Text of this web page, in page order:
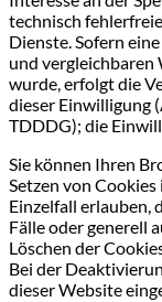
technisch
Dienste. Sofern
und
wurde, erfolgt die
dieser Einwilligung
TDDDG); die
Sie können Ihren
Setzen von
Einzelfall erlauben,
Fälle oder generell
Löschen der
Bei der
dieser Website